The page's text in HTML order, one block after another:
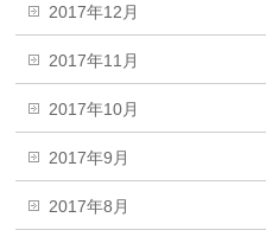
2017年12月
2017年11月
2017年10月
2017年9月
2017年8月